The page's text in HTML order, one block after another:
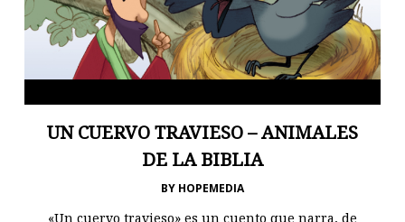
UN CUERVO TRAVIESO – ANIMALES
DE LA BIBLIA
BY HOPEMEDIA
«Un cuervo travieso» es un cuento que narra, de